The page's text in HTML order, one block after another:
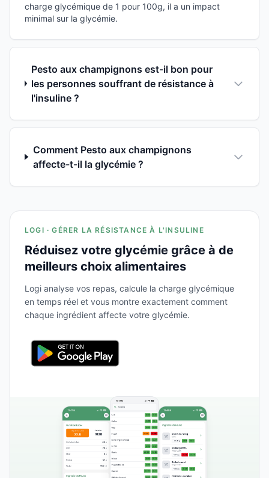
charge glycémique de 1 pour 100g, il a un impact
minimal sur la glycémie.
Pesto aux champignons est-il bon pour
les personnes souffrant de résistance à
l'insuline ?
Comment Pesto aux champignons
affecte-t-il la glycémie ?
LOGI · GÉRER LA RÉSISTANCE À L'INSULINE
Réduisez votre glycémie grâce à de
meilleurs choix alimentaires
Logi analyse vos repas, calcule la charge glycémique
en temps réel et vous montre exactement comment
chaque ingrédient affecte votre glycémie.